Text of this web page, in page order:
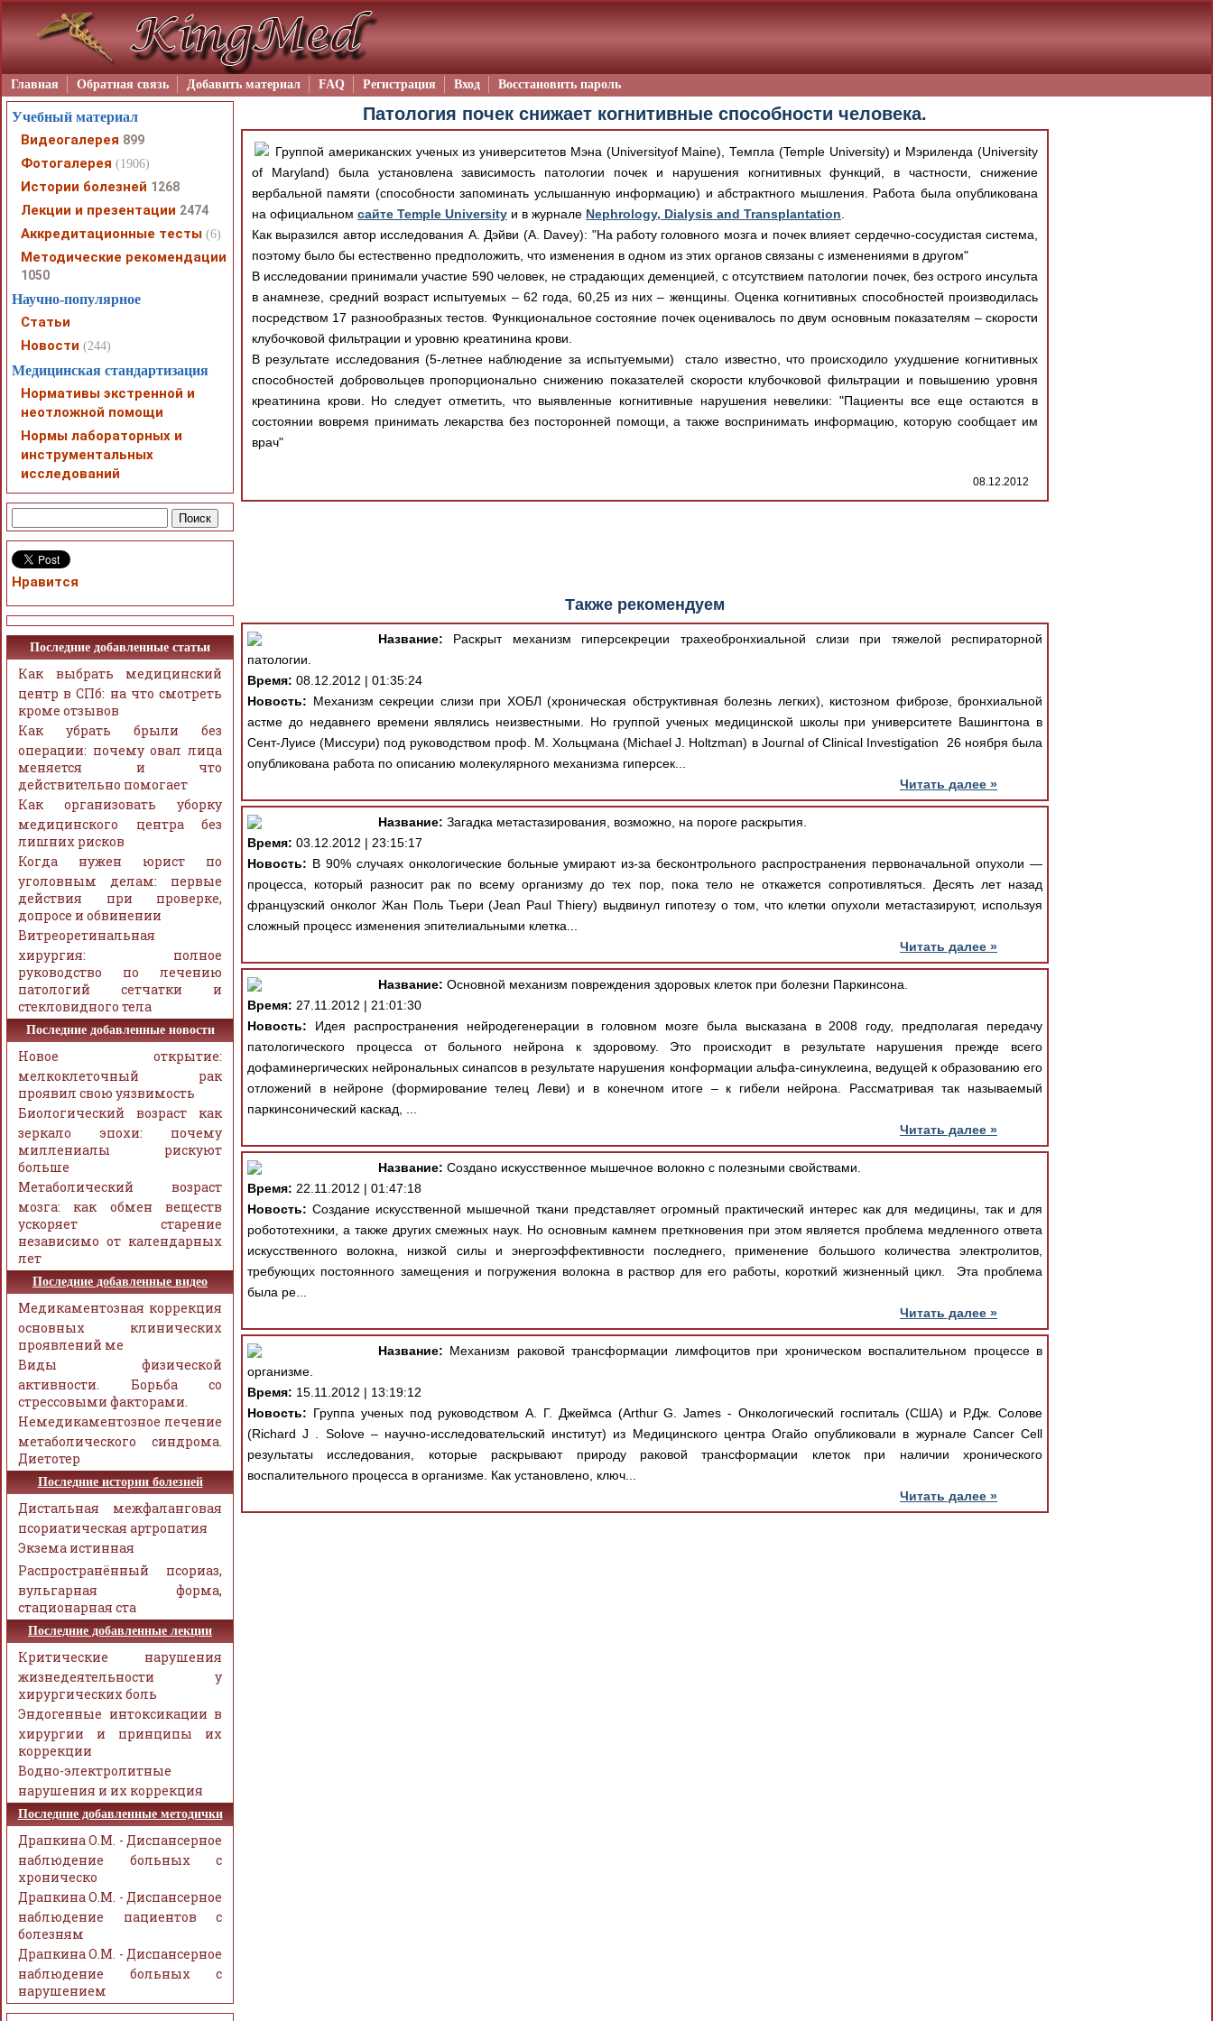
Главная Обратная связь Добавить материал FAQ Регистрация Вход Восстановить пароль
Патология почек снижает когнитивные способности человека.
Группой американских ученых из университетов Мэна (Universityof Maine), Темпла (Temple University) и Мэриленда (University
of Maryland) была установлена зависимость патологии почек и нарушения когнитивных функций, в частности, снижение
вербальной памяти (способности запоминать услышанную информацию) и абстрактного мышления. Работа была опубликована
на официальном сайте Temple University и в журнале Nephrology, Dialysis and Transplantation
Как выразился автор исследования А. Дэйви (A. Davey): "На работу головного мозга и почек влияет сердечно-сосудистая система,
поэтому было бы естественно предположить, что изменения в одном из этих органов связаны с изменениями в другом"
В исследовании принимали участие 590 человек, не страдающих деменцией, с отсутствием патологии почек, без острого инсульта
в анамнезе, средний возраст испытуемых – 62 года, 60,25 из них – женщины. Оценка когнитивных способностей производилась
посредством 17 разнообразных тестов. Функциональное состояние почек оценивалось по двум основным показателям – скорости
клубочковой фильтрации и уровню креатинина крови.
В результате исследования (5-летнее наблюдение за испытуемыми) стало известно, что происходило ухудшение когнитивных
способностей добровольцев пропорционально снижению показателей скорости клубочковой фильтрации и повышению уровня
креатинина крови. Но следует отметить, что выявленные когнитивные нарушения невелики: "Пациенты все еще остаются в
состоянии вовремя принимать лекарства без посторонней помощи, а также воспринимать информацию, которую сообщает им
врач"
08.12.2012
Также рекомендуем
Название: Раскрыт механизм гиперсекреции трахеобронхиальной слизи при тяжелой респираторной
патологии.
Время: 08.12.2012 | 01:35:24
Новость: Механизм секреции слизи при ХОБЛ (хроническая обструктивная болезнь легких), кистозном фиброзе, бронхиальной
астме до недавнего времени являлись неизвестными. Но группой ученых медицинской школы при университете Вашингтона в
Сент-Луисе (Миссури) под руководством проф. М. Хольцмана (Michael J. Holtzman) в Journal of Clinical Investigation 26 ноября была
опубликована работа по описанию молекулярного механизма гиперсек...
Читать далее »
Название: Загадка метастазирования, возможно, на пороге раскрытия.
Время: 03.12.2012 | 23:15:17
Новость: В 90% случаях онкологические больные умирают из-за бесконтрольного распространения первоначальной опухоли —
процесса, который разносит рак по всему организму до тех пор, пока тело не откажется сопротивляться. Десять лет назад
французский онколог Жан Поль Тьери (Jean Paul Thiery) выдвинул гипотезу о том, что клетки опухоли метастазируют, используя
сложный процесс изменения эпителиальными клетка...
Читать далее »
Название: Основной механизм повреждения здоровых клеток при болезни Паркинсона.
Время: 27.11.2012 | 21:01:30
Новость: Идея распространения нейродегенерации в головном мозге была высказана в 2008 году, предполагая передачу
патологического процесса от больного нейрона к здоровому. Это происходит в результате нарушения прежде всего
дофаминергических нейрональных синапсов в результате нарушения конформации альфа-синуклеина, ведущей к образованию его
отложений в нейроне (формирование телец Леви) и в конечном итоге – к гибели нейрона. Рассматривая так называемый
паркинсонический каскад, ...
Читать далее »
Название: Создано искусственное мышечное волокно с полезными свойствами.
Время: 22.11.2012 | 01:47:18
Новость: Создание искусственной мышечной ткани представляет огромный практический интерес как для медицины, так и для
робототехники, а также других смежных наук. Но основным камнем преткновения при этом является проблема медленного ответа
искусственного волокна, низкой силы и энергоэффективности последнего, применение большого количества электролитов,
требующих постоянного замещения и погружения волокна в раствор для его работы, короткий жизненный цикл. Эта проблема
была ре...
Читать далее »
Название: Механизм раковой трансформации лимфоцитов при хроническом воспалительном процессе в
организме.
Время: 15.11.2012 | 13:19:12
Новость: Группа ученых под руководством А. Г. Джеймса (Arthur G. James - Онкологический госпиталь (США) и Р.Дж. Солове
(Richard J . Solove – научно-исследовательский институт) из Медицинского центра Огайо опубликовали в журнале Cancer Cell
результаты исследования, которые раскрывают природу раковой трансформации клеток при наличии хронического
воспалительного процесса в организме. Как установлено, ключ...
Читать далее »
Учебный материал
Видеогалерея 899
Фотогалерея (1906)
Истории болезней 1268
Лекции и презентации 2474
Аккредитационные тесты (6)
Методические рекомендации
1050
Научно-популярное
Статьи
Новости (244)
Медицинская стандартизация
Нормативы экстренной и
неотложной помощи
Нормы лабораторных и
инструментальных
исследований
Нравится
Последние добавленные статьи
Как выбрать медицинский
центр в СПб: на что смотреть
кроме отзывов
Как убрать брыли без
операции: почему овал лица
меняется и что
действительно помогает
Как организовать уборку
медицинского центра без
лишних рисков
Когда нужен юрист по
уголовным делам: первые
действия при проверке,
допросе и обвинении
Витреоретинальная
хирургия: полное
руководство по лечению
патологий сетчатки и
стекловидного тела
Последние добавленные новости
Новое открытие:
мелкоклеточный рак
проявил свою уязвимость
Биологический возраст как
зеркало эпохи: почему
миллениалы рискуют
больше
Метаболический возраст
мозга: как обмен веществ
ускоряет старение
независимо от календарных
лет
Последние добавленные видео
Медикаментозная коррекция
основных клинических
проявлений ме
Виды физической
активности. Борьба со
стрессовыми факторами.
Немедикаментозное лечение
метаболического синдрома.
Диетотер
Последние истории болезней
Дистальная межфаланговая
псориатическая артропатия
Экзема истинная
Распространённый псориаз,
вульгарная форма,
стационарная ста
Последние добавленные лекции
Критические нарушения
жизнедеятельности у
хирургических боль
Эндогенные интоксикации в
хирургии и принципы их
коррекции
Водно-электролитные
нарушения и их коррекция
Последние добавленные методички
Драпкина О.М. - Диспансерное
наблюдение больных с
хроническо
Драпкина О.М. - Диспансерное
наблюдение пациентов с
болезням
Драпкина О.М. - Диспансерное
наблюдение больных с
нарушением